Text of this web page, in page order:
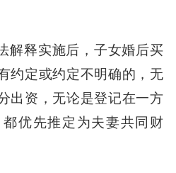
解释实施后，子女婚后买
约定或约定不明确的，无
出资，无论是登记在一方
优先推定为夫妻共同财